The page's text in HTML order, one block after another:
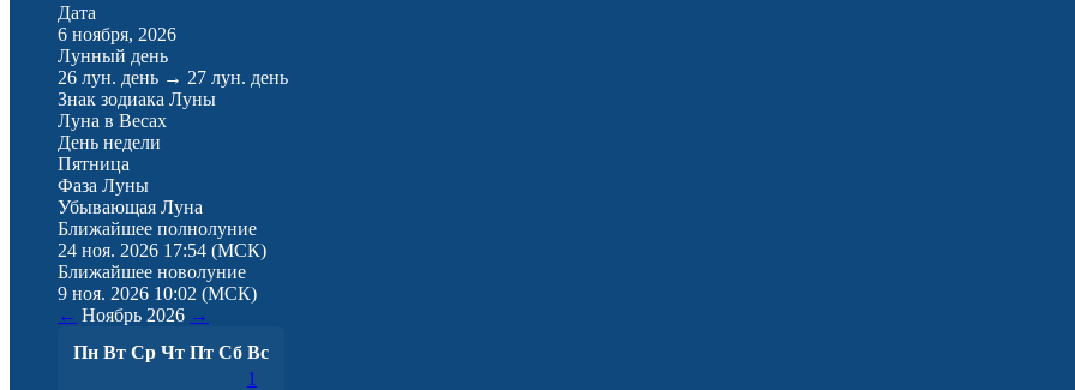
Дата
6 ноября, 2026
Лунный день
26 лун. день → 27 лун. день
Знак зодиака Луны
Луна в Весах
День недели
Пятница
Фаза Луны
Убывающая Луна
Ближайшее полнолуние
24 ноя. 2026 17:54 (МСК)
Ближайшее новолуние
9 ноя. 2026 10:02 (МСК)
← Ноябрь 2026 →
Пн Вт Ср Чт Пт Сб Вс
1